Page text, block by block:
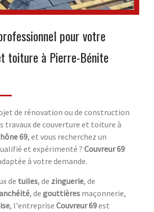
pour votre
toiture à Pierre-Bénite
de rénovation ou de construction
travaux de couverture et toiture à
69, et vous recherchez un
et expérimenté ? Couvreur 69
à votre demande.
de tuiles, de zinguerie, de
, de gouttières maçonnerie,
, l'entreprise Couvreur 69est